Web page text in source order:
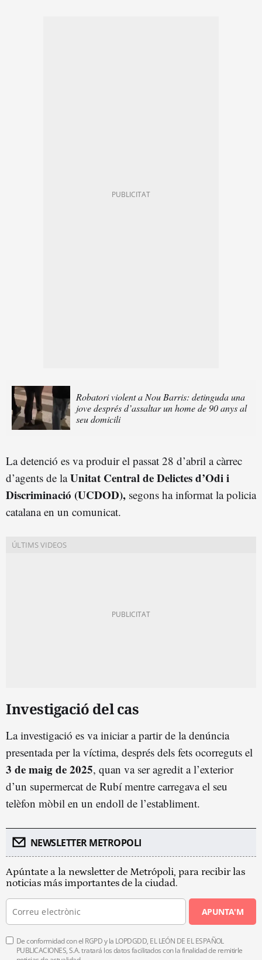
Robatori violent a Nou Barris: detinguda una
jove després d’assaltar un home de 90 anys al
seu domicili
La detenció es va produir el passat 28 d’abril a càrrec
d’agents de laUnitat Central de Delictes d’Odi i
Discriminació (UCDOD), segons ha informat la policia
catalana en un comunicat.
Investigació del cas
La investigació es va iniciar a partir de la denúncia
presentada per la víctima, després dels fets ocorreguts el
3 de maig de 2025, quan va ser agredit a l’exterior
d’un supermercat de Rubí mentre carregava el seu
telèfon mòbil en un endoll de l’establiment.
NEWSLETTER METROPOLI
Apúntate a la newsletter de Metrópoli, para recibir las
noticias más importantes de la ciudad.
APUNTA'M
De conformidad con el RGPD y la LOPDGDD, EL LEÓN DE EL ESPAÑOL
PUBLICACIONES, S.A. tratará los datos facilitados con la finalidad de remitirle